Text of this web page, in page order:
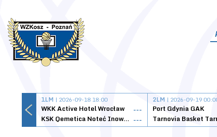
1LM | 2026-09-18 18:00
WKK Active Hotel Wrocław
---
KSK Qemetica Noteć Inowrocław ---
2LM | 2026-09-19
Port Gdynia GAK